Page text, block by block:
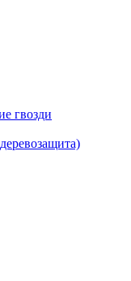
гвозди